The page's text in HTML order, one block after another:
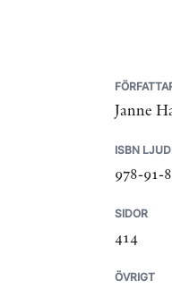
Janne
ISBN
978-91-
SIDOR
414
ÖVRIGT